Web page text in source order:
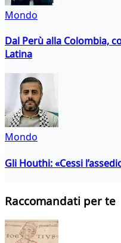
Mondo
Dal Perù alla Colombia,
Latina
Mondo
Gli Houthi: «Cessi
Raccomandati per te